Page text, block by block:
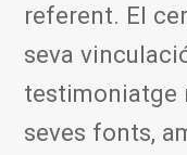
referent. El
seva
testimoniatge
seves fonts,